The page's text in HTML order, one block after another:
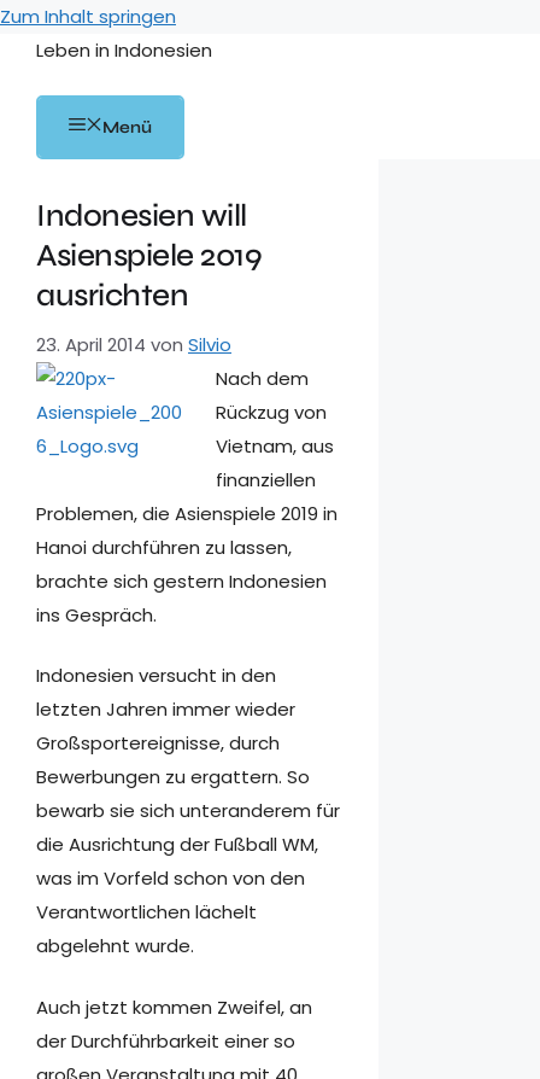
Zum Inhalt springen
Leben in Indonesien
Menü
Indonesien will
Asienspiele 2019
ausrichten
23. April 2014 von Silvio
Nach dem
Rückzug von
Vietnam, aus
finanziellen
Problemen, die Asienspiele 2019 in
Hanoi durchführen zu lassen,
brachte sich gestern Indonesien
ins Gespräch.
Indonesien versucht in den
letzten Jahren immer wieder
Großsportereignisse, durch
Bewerbungen zu ergattern. So
bewarb sie sich unteranderem für
die Ausrichtung der Fußball WM,
was im Vorfeld schon von den
Verantwortlichen lächelt
abgelehnt wurde.
Auch jetzt kommen Zweifel, an
der Durchführbarkeit einer so